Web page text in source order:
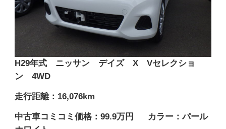
H29年式 ニッサン デイズ X Vセレクショ
ン 4WD
走行距離：16,076km
中古車コミコミ価格：99.9万円
カラー：パール